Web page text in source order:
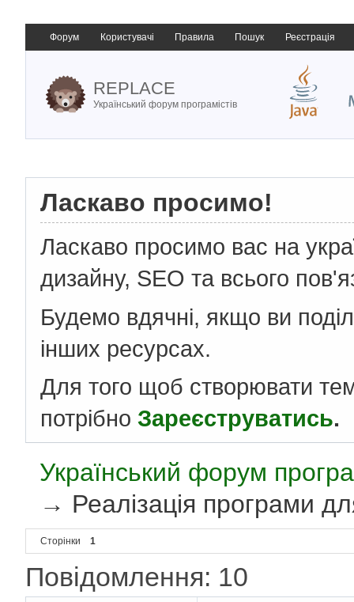
Форум Користувачі Правила Пошук Реєстрація
REPLACE
Український форум програмістів
Ласкаво просимо!
Ласкаво просимо вас на
дизайну, SEO та всього
Будемо вдячні, якщо ви
інших ресурсах.
Для того щоб створювати
потрібно Зареєструватись.
Український форум
→ Реалізація програми
Сторінки 1
Повідомлення: 10